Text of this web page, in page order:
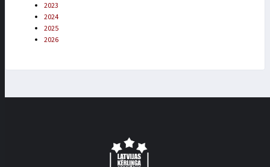
2023
2024
2025
2026